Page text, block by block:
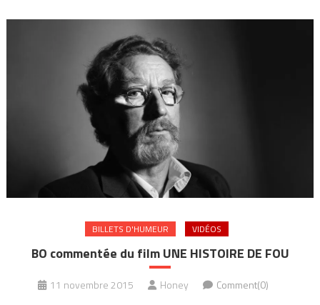
BILLETS D'HUMEUR VIDÉOS
BO commentée du film UNE HISTOIRE DE FOU
11 novembre 2015 Honey Comment(0)